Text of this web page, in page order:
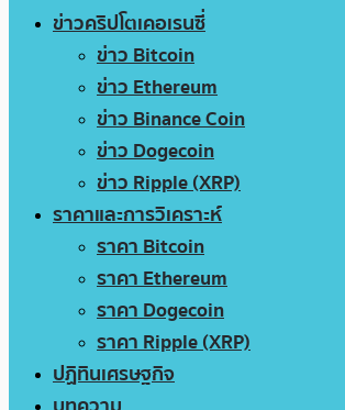
ข่าวคริปโตเคอเรนซี่
ข่าว Bitcoin
ข่าว Ethereum
ข่าว Binance Coin
ข่าว Dogecoin
ข่าว Ripple (XRP)
ราคาและการวิเคราะห์
ราคา Bitcoin
ราคา Ethereum
ราคา Dogecoin
ราคา Ripple (XRP)
ปฏิทินเศรษฐกิจ